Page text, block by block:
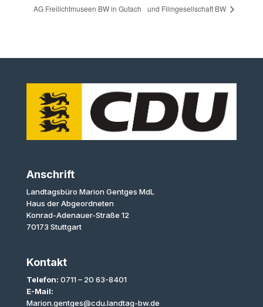
AG Freilichtmuseen BW in Gutach
und Filmgesellschaft BW
Anschrift
Landtagsbüro Marion Gentges MdL
Haus der Abgeordneten
Konrad-Adenauer-Straße 12
70173 Stuttgart
Kontakt
Telefon: 0711 – 20 63-8401
E-Mail:
Marion.gentges@cdu.landtag-bw.de